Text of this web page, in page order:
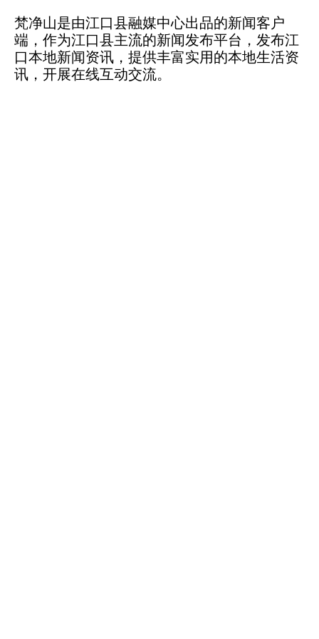
梵净山是由江口县融媒中心出品的新闻客户
端，作为江口县主流的新闻发布平台，发布江
口本地新闻资讯，提供丰富实用的本地生活资
讯，开展在线互动交流。